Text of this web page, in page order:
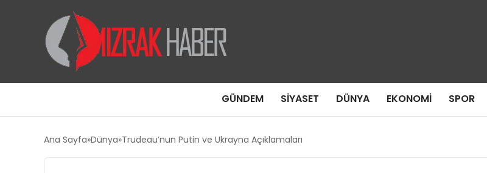
GÜNDEM SIYASET DÜNYA EKONOMI SPOR
Ana Sayfa Dünya Trudeau’nun Putin ve Ukrayna Açıklamaları